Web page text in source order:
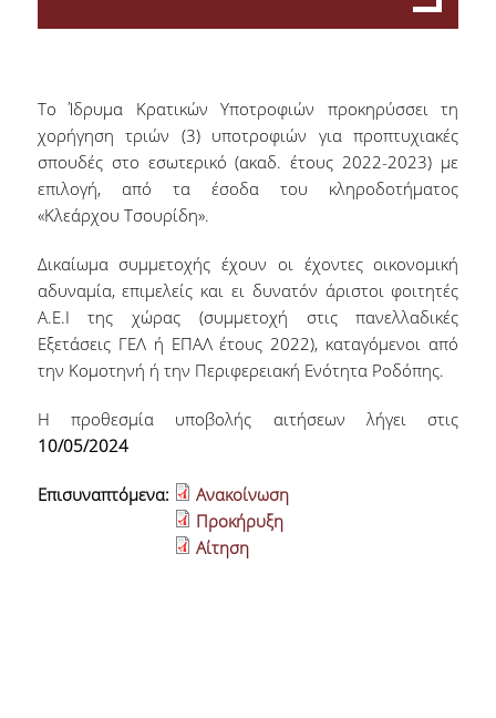
Δικαιούχοι, Προϋποθέσεις & Δικαιολογητικά
Σίτισης
Διαδικασία Ηλεκτρονικής Αίτησης
Αποτελέσματα
Εστιατόριο
Φοιτητική Εστία Αθηνών
Το Ίδρυμα Κρατικών Υποτροφιών προκηρύσσει τη
χορήγηση τριών (3) υποτροφιών για προπτυχιακές
σπουδές στο εσωτερικό (ακαδ. έτους 2022-2023) με
επιλογή, από τα έσοδα του κληροδοτήματος
«Κλεάρχου Τσουρίδη».
Δικαίωμα συμμετοχής έχουν οι έχοντες οικονομική
αδυναμία, επιμελείς και ει δυνατόν άριστοι φοιτητές
Α.Ε.Ι της χώρας (συμμετοχή στις πανελλαδικές
Εξετάσεις ΓΕΛ ή ΕΠΑΛ έτους 2022), καταγόμενοι από
την Κομοτηνή ή την Περιφερειακή Ενότητα Ροδόπης.
H προθεσμία υποβολής αιτήσεων λήγει στις
10/05/2024
Επισυναπτόμενα:
Ανακοίνωση
Προκήρυξη
Αίτηση